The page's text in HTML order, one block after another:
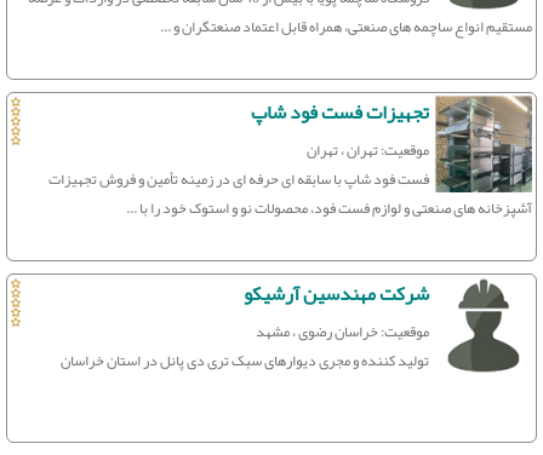
مستقیم انواع ساچمه های صنعتی، همراه قابل اعتماد صنعتگران و ...
تجهیزات فست فود شاپ
موقعیت: تهران ، تهران
فست فود شاپ با سابقه ای حرفه ای در زمینه تأمین و فروش تجهیزات
آشپزخانه های صنعتی و لوازم فست فود، محصولات نو و استوک خود را با ...
شرکت مهندسین آرشیکو
موقعیت: خراسان رضوی ، مشهد
تولید کننده و مجری دیوارهای سبک تری دی پانل در استان خراسان